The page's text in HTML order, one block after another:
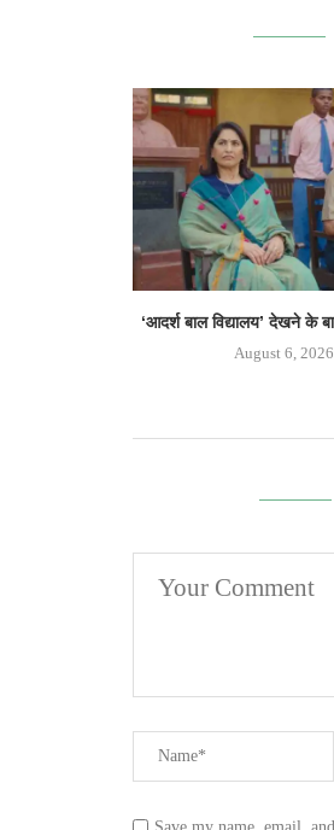
‘आदर्श बाल विद्यालय’ देखने के
August 6, 2026